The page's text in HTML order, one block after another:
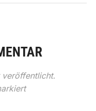
veröffentlicht.